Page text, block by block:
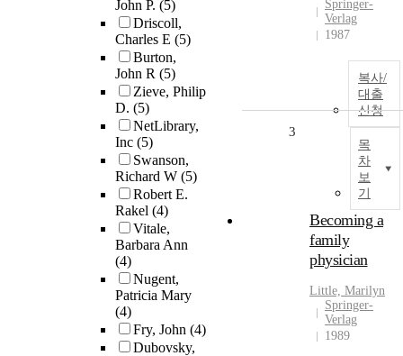
John P. (5)
Driscoll,
Charles E (5)
Burton,
John R (5)
Zieve, Philip
D. (5)
NetLibrary,
Inc (5)
Swanson,
Richard W (5)
Robert E.
Rakel (4)
Vitale,
Barbara Ann
(4)
Nugent,
Patricia Mary
(4)
Fry, John (4)
Dubovsky,
Springer-
Verlag
1987
복사/
대출
신청
목
차
보
기
3
Becoming a
family
physician
Little, Marilyn
Springer-
Verlag
1989